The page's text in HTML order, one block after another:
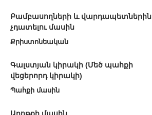
Բամբասողների և վարդապետներին
չդատելու մասին
Քրիստոնեական
Գալստյան կիրակի (Մեծ պահքի
վեցերորդ կիրակի)
Պահքի մասին
Աղոթքի մասին